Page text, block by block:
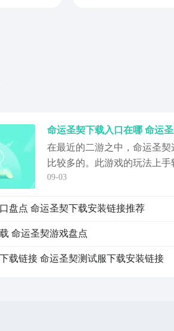
命运圣契下载入口在哪 命运
在最近的二游之中，命运圣
比较多的。此游戏的玩法上
比较精致。游戏的剧情从目前
游戏有着十足的兴趣，但是
契#《《...
09-03
盘点 命运圣契下载安装链接推荐
命运圣契游戏盘点
载链接 命运圣契测试服下载安装链接